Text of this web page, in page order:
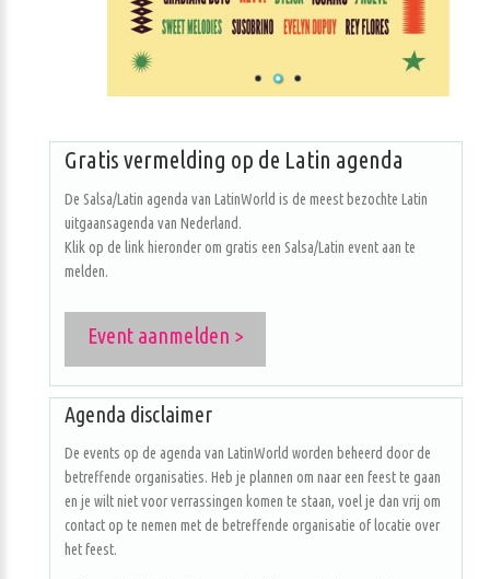
Gratis vermelding op de Latin agenda
De Salsa/Latin agenda van LatinWorld is de meest bezochte Latin
uitgaansagenda van Nederland.
Klik op de link hieronder om gratis een Salsa/Latin event aan te
melden.
Event aanmelden >
Agenda disclaimer
De events op de agenda van LatinWorld worden beheerd door de
betreffende organisaties. Heb je plannen om naar een feest te gaan
en je wilt niet voor verrassingen komen te staan, voel je dan vrij om
contact op te nemen met de betreffende organisatie of locatie over
het feest.